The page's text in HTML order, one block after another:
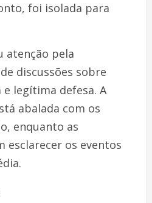
foi isolada para
atenção pela
discussões sobre
legítima defesa. A
abalada com os
enquanto as
esclarecer os eventos